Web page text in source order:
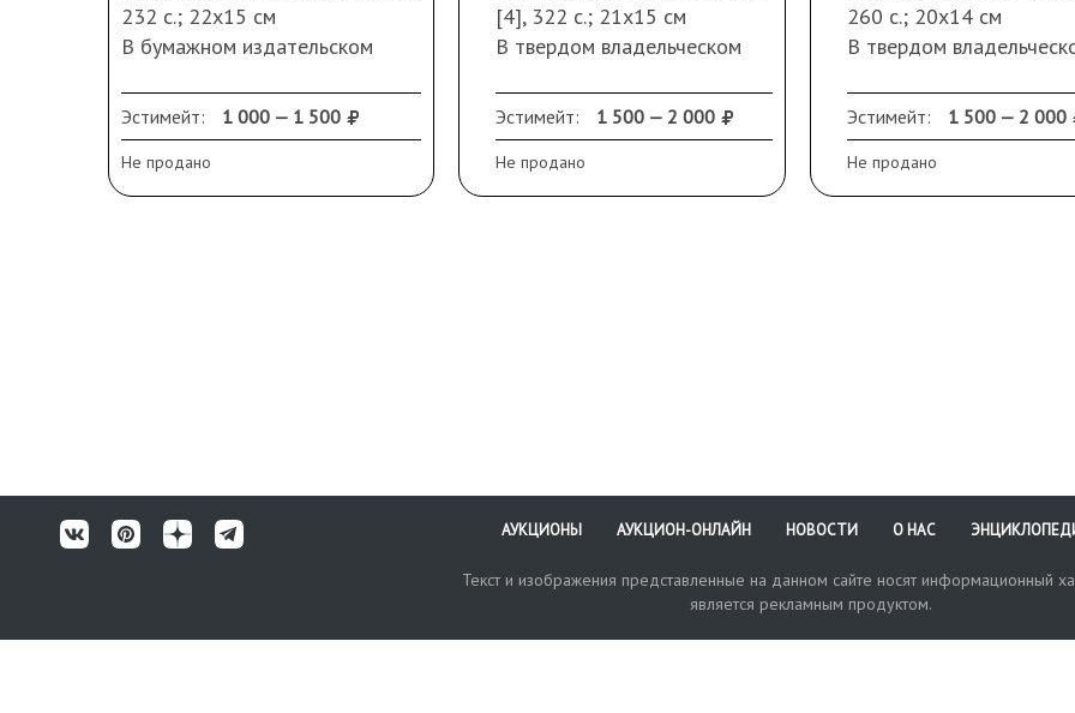
232 с.; 22х15 см
В бумажном издательском
Владельческий штамп на
обороте титульного листа:
«Изъ книгъ Виктора Стражева».
Сохранность: корешок
Эстимейт: 1 000 — 1 500
Не продано
[4], 322 с.; 21х15 см
В твердом владельческом
Сохранность: потертости
переплета; небольшой
надрыв корешка; утрачен
угол форзаца; владельческая
Эстимейт: 1 500 — 2 000
Не продано
260 с.; 20х14 см
В твердом
крапчатый обрез.
Сохранность: на
листе владельческая
подпись заклеена
Эстимейт: 1 500 — 2 000
Не продано
АУКЦИОНЫ АУКЦИОН-ОНЛАЙН НОВОСТИ О НАС
Текст и изображения представленные на данном сайте носят информационный
является рекламным продуктом.